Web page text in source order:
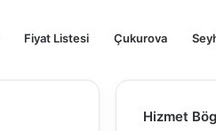
Fiyat Listesi Çukurova
Hizmet